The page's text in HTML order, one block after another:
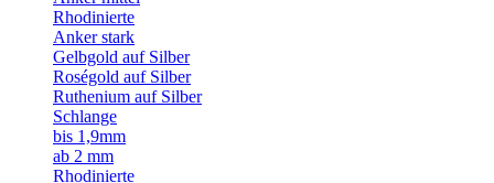
Rhodinierte
Anker stark
Gelbgold auf Silber
Roségold auf Silber
Ruthenium auf Silber
Schlange
bis 1,9mm
ab 2 mm
Rhodinierte